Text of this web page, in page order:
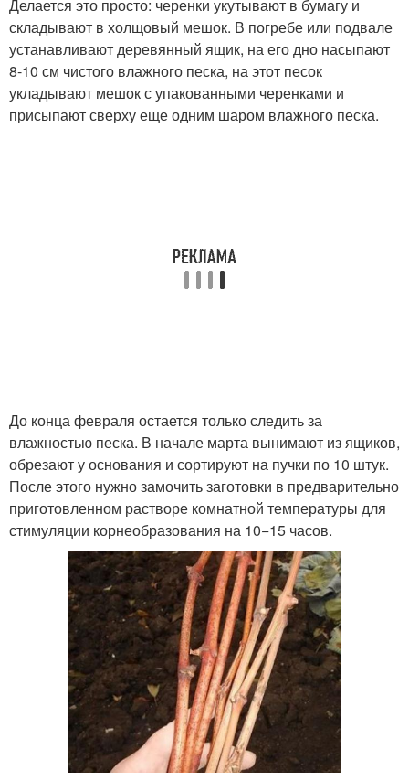
Делается это просто: черенки укутывают в бумагу и
складывают в холщовый мешок. В погребе или подвале
устанавливают деревянный ящик, на его дно насыпают
8-10 см чистого влажного песка, на этот песок
укладывают мешок с упакованными черенками и
присыпают сверху еще одним шаром влажного песка.
До конца февраля остается только следить за
влажностью песка. В начале марта вынимают из ящиков,
обрезают у основания и сортируют на пучки по 10 штук.
После этого нужно замочить заготовки в предварительно
приготовленном растворе комнатной температуры для
стимуляции корнеобразования на 10−15 часов.